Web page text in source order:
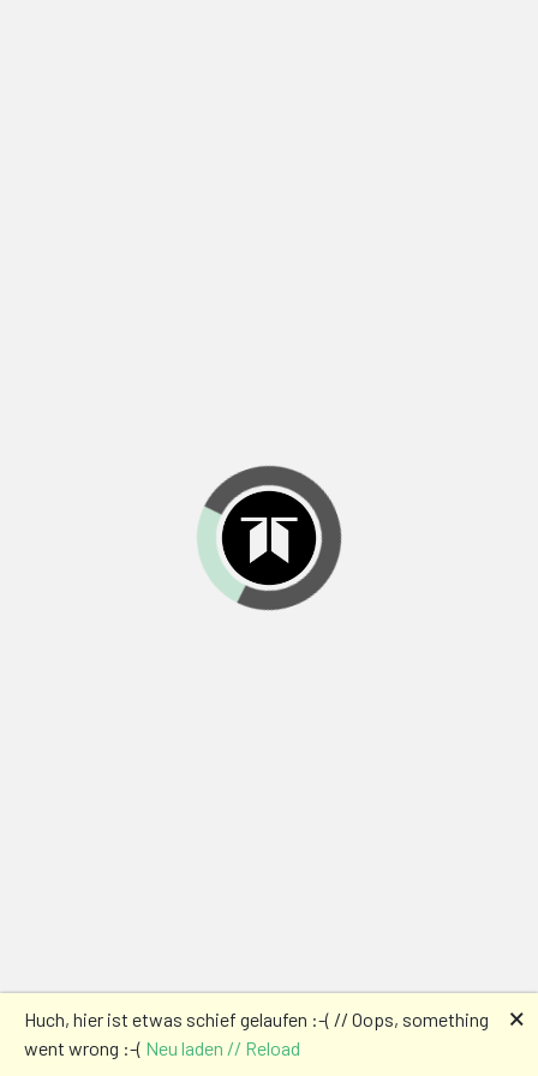
Huch, hier ist etwas schief gelaufen :-( // Oops, something
went wrong :-( Neu laden // Reload
🗙